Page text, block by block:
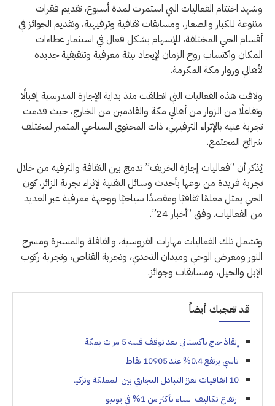
وشهد اختتام الفعاليات التي استمرت لمدة أسبوع، تقديم فقرات
متنوعة للكبار والصغار، ومسابقات ثقافية وترفيهية، وتقديم الجوائز في
أقسام الحي المختلفة، للإسهام بشكل فعال في استثمار عطاءات
المكان واكتساب روح الزمان لإيجاد بيئة معرفية وتثقيفية جديدة
لأهالي وزوار مكة المكرمة.
ولاقت هذه الفعاليات التي انطلقت منذ بداية الإجازة المدرسية إقبالًا
وتفاعلًا من الزوار من أهالي مكة والقادمين من الخارج، حيث قدمت
تجربة غنية بالإثراء الترفيهي، ذات المحتوى السياحي المتميز لمختلف
شرائح المجتمع.
يُذكر أن “فعاليات إجازة الخريف” تدمج بين الثقافة والترفيه من خلال
تجربة فريدة من نوعها بأحدث وسائل التقنية لإثراء تجربة الزائر، كون
الحي يمثل معلمًا ثقافيًا ومقصدًا سياحيًا ووجهة معرفية عبر العديد
من الفعاليات. وفق “أخبار 24”.
وتشمل تلك الفعاليات مهارات الفروسية، والقافلة والمسيرة ومسرح
النور ومعرض الوحي وميدان التحدي، وتجربة القناص، وتجربة ركوب
الإبل والخيل، ومسابقات وجوائز.
قد تعجبك أيضاً
إنقاذ حاج باكستاني بعد توقف قلبه 5 مرات بمكة
تاسي يرتفع 0.4% عند 10905 نقاط
10 اتفاقيات تعزز التبادل التجاري بين المملكة وتركيا
ارتفاع تكاليف البناء بأكثر من 1% في يونيو